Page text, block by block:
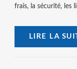
frais, la sécurité, les
LIRE LA